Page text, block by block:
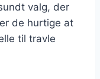
valg, der
de hurtige at
til travle